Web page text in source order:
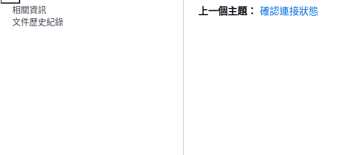
相關資訊
文件歷史紀錄
上一個主題： 確認連接狀態